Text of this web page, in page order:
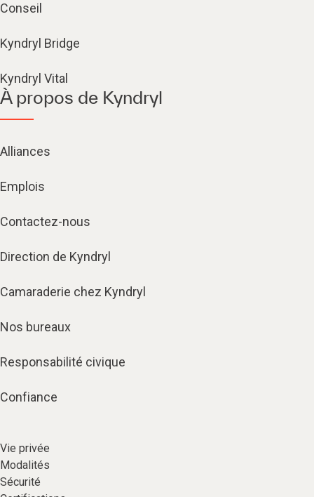
Conseil
Kyndryl Bridge
Kyndryl Vital
À propos de Kyndryl
Alliances
Emplois
Contactez-nous
Direction de Kyndryl
Camaraderie chez Kyndryl
Nos bureaux
Responsabilité civique
Confiance
Vie privée​
Modalités
Sécurité​